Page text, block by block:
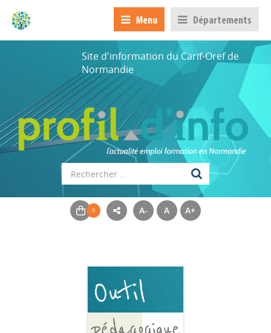
Menu Départements
Site d'information du Carif-Oref de
Normandie
A- A A+